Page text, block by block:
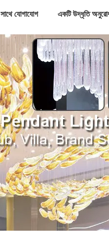
যোগাযোগ একটি উদ্ধৃতি